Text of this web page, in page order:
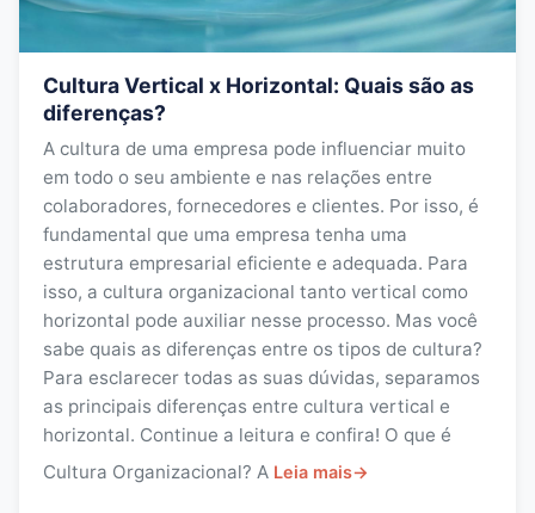
​​Cultura Vertical x Horizontal: Quais são as
diferenças?
A cultura de uma empresa pode influenciar muito
em todo o seu ambiente e nas relações entre
colaboradores, fornecedores e clientes. Por isso, é
fundamental que uma empresa tenha uma
estrutura empresarial eficiente e adequada. Para
isso, a cultura organizacional tanto vertical como
horizontal pode auxiliar nesse processo. Mas você
sabe quais as diferenças entre os tipos de cultura?
Para esclarecer todas as suas dúvidas, separamos
as principais diferenças entre cultura vertical e
horizontal. Continue a leitura e confira! O que é
Cultura Organizacional? A Leia mais→